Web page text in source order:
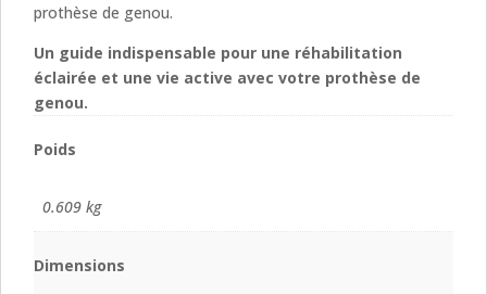
prothèse de genou.
Un guide indispensable pour une réhabilitation
éclairée et une vie active avec votre prothèse de
genou.
Poids
0.609 kg
Dimensions